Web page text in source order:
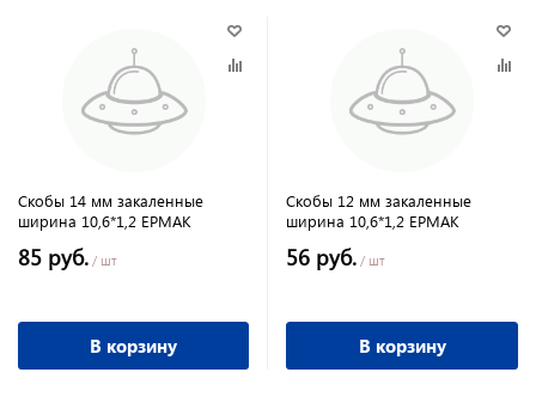
Скобы 14 мм закаленные
ширина 10,6*1,2 ЕРМАК
85 руб. / шт
В корзину
Скобы 12 мм закаленные
ширина 10,6*1,2 ЕРМАК
56 руб. / шт
В корзину